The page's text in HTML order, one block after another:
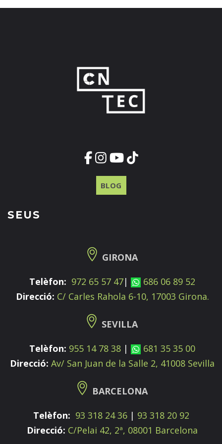
BLOG
SEUS
GIRONA
Telèfon: 972 65 57 47|
686 06 89 52
Direcció: C/ Carles Rahola 6-10, 17003 Girona.
SEVILLA
Telèfon: 955 14 78 38 |
681 35 35 00
Direcció: Av/ San Juan de la Salle 2, 41008 Sevilla
BARCELONA
Telèfon: 93 318 24 36| 93 318 20 92
Direcció: C/Pelai 42, 2ª, 08001 Barcelona